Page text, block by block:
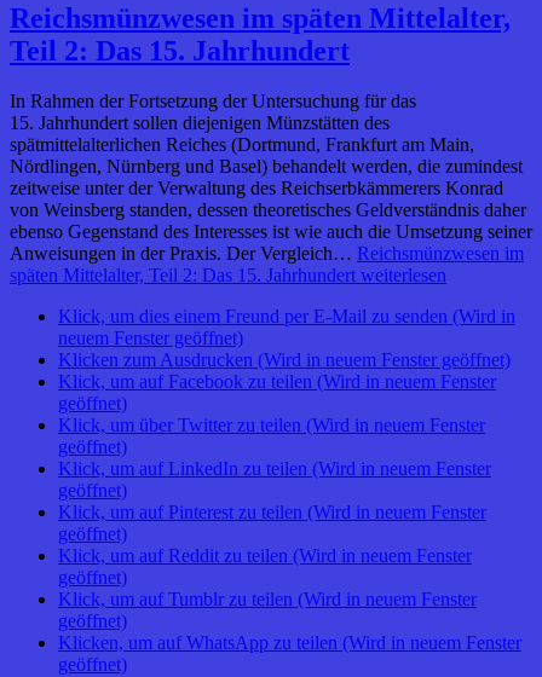
Reichsmünzwesen im späten Mittelalter,
Teil 2: Das 15. Jahrhundert
In Rahmen der Fortsetzung der Untersuchung für das
15. Jahrhundert sollen diejenigen Münzstätten des
spätmittelalterlichen Reiches (Dortmund, Frankfurt am Main,
Nördlingen, Nürnberg und Basel) behandelt werden, die zumindest
zeitweise unter der Verwaltung des Reichserbkämmerers Konrad
von Weinsberg standen, dessen theoretisches Geldverständnis daher
ebenso Gegenstand des Interesses ist wie auch die Umsetzung seiner
Anweisungen in der Praxis. Der Vergleich… Reichsmünzwesen im
späten Mittelalter, Teil 2: Das 15. Jahrhundert weiterlesen
Klick, um dies einem Freund per E-Mail zu senden (Wird in
neuem Fenster geöffnet)
Klicken zum Ausdrucken (Wird in neuem Fenster geöffnet)
Klick, um auf Facebook zu teilen (Wird in neuem Fenster
geöffnet)
Klick, um über Twitter zu teilen (Wird in neuem Fenster
geöffnet)
Klick, um auf LinkedIn zu teilen (Wird in neuem Fenster
geöffnet)
Klick, um auf Pinterest zu teilen (Wird in neuem Fenster
geöffnet)
Klick, um auf Reddit zu teilen (Wird in neuem Fenster
geöffnet)
Klick, um auf Tumblr zu teilen (Wird in neuem Fenster
geöffnet)
Klicken, um auf WhatsApp zu teilen (Wird in neuem Fenster
geöffnet)